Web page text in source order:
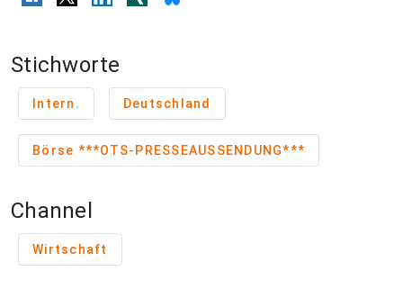
Stichworte
Intern. Deutschland
Börse ***OTS-PRESSEAUSSENDUNG***
Channel
Wirtschaft